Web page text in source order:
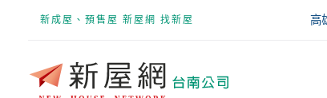
新成屋、預售屋 新屋網 找新屋 高